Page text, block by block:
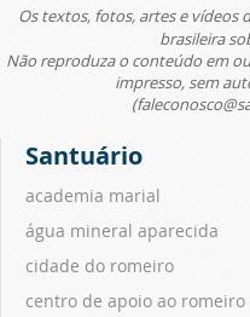
Os textos, fotos, artes e vídeos
brasileira
Não reproduza o conteúdo em
impresso, sem
Santuário
academia marial
água mineral aparecida
cidade do romeiro
centro de apoio ao romeiro